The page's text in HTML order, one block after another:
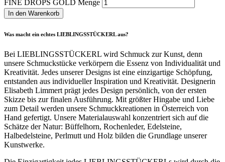
FINE DROPS GOLD Menge
In den Warenkorb
Was macht ein echtes LIEBLINGSSTÜCKERL aus?
Bei LIEBLINGSSTÜCKERL wird Schmuck zur Kunst, denn
unsere Schmuckstücke verkörpern die Essenz von Individualität und
Kreativität. Jedes unserer Designs ist eine einzigartige Schöpfung,
entstanden aus individueller Inspiration und Kreativität. Designerin
Elisabeth Limmert prägt jedes Design persönlich, von der ersten
Skizze bis zur finalen Ausführung. Mit größter Hingabe und Liebe
zum Detail werden unsere Schmuckkreationen in Österreich von
Hand gefertigt. Unsere Materialauswahl konzentriert sich auf die
Schätze der Natur: Büffelhorn, Rochenleder, Edelsteine,
Halbedelsteine, Perlmutt und Holz bilden die Grundlage unserer
Kunstwerke.